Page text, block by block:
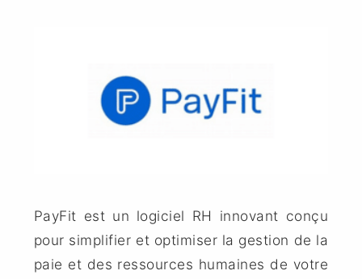
PayFit est un logiciel RH innovant conçu
pour simplifier et optimiser la gestion de la
paie et des ressources humaines de votre